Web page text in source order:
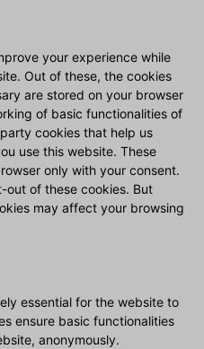
your experience while
Out of these, the cookies
are stored on your browser
of basic functionalities of
cookies that help us
use this website. These
only with your consent.
out of these cookies. But
may affect your browsing
essential for the website to
ensure basic functionalities
anonymously.